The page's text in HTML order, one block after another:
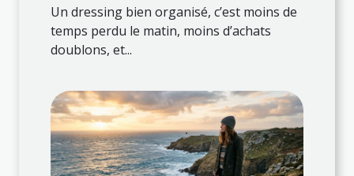
Un dressing bien organisé, c’est moins de
temps perdu le matin, moins d’achats
doublons, et...